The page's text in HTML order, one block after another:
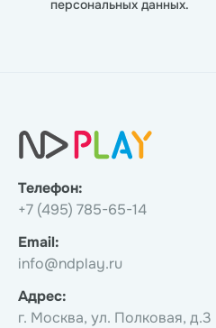
персональных данных.
Телефон:
+7 (495) 785-65-14
Email:
info@ndplay.ru
Адрес:
г. Москва, ул. Полковая, д.3